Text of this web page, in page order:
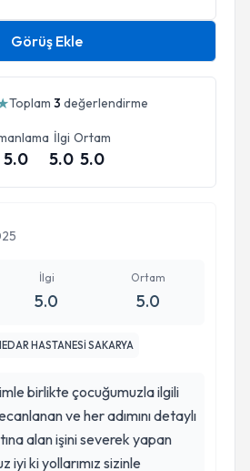
Görüş Ekle
Toplam 3 değerlendirme
5.0
İlgi
5.0
Ortam
5.0
İlgi
5.0
Ortam
5.0
HASTANESİ SAKARYA
birlikte çocuğumuzla ilgili
ve her adımını detaylı
alan işini severek yapan
iyi ki yollarımız sizinle